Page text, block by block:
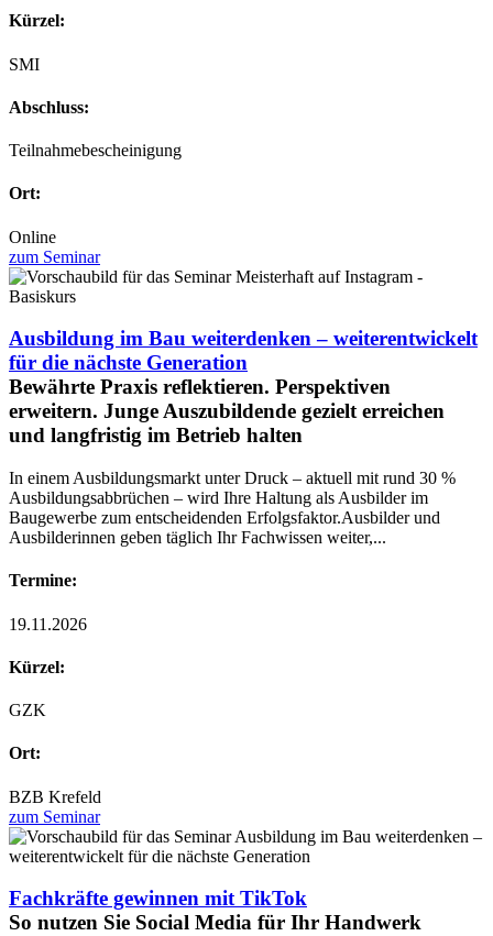
Kürzel:
SMI
Abschluss:
Teilnahmebescheinigung
Ort:
Online
zum Seminar
Ausbildung im Bau weiterdenken – weiterentwickelt
für die nächste Generation
Bewährte Praxis reflektieren. Perspektiven
erweitern. Junge Auszubildende gezielt erreichen
und langfristig im Betrieb halten
In einem Ausbildungsmarkt unter Druck – aktuell mit rund 30 %
Ausbildungsabbrüchen – wird Ihre Haltung als Ausbilder im
Baugewerbe zum entscheidenden Erfolgsfaktor.Ausbilder und
Ausbilderinnen geben täglich Ihr Fachwissen weiter,...
Termine:
19.11.2026
Kürzel:
GZK
Ort:
BZB Krefeld
zum Seminar
Fachkräfte gewinnen mit TikTok
So nutzen Sie Social Media für Ihr Handwerk